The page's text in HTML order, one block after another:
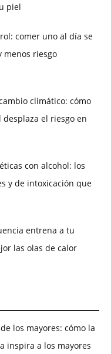
piel
comer uno al día se
menos riesgo
climático: cómo
el riesgo en
con alcohol: los
y de intoxicación que
entrena a tu
las olas de calor
los mayores: cómo la
inspira a los mayores